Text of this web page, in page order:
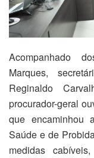
Acompanhado
Marques,
Reginaldo
procurador-geral
que encaminhou
Saúde e de
medidas